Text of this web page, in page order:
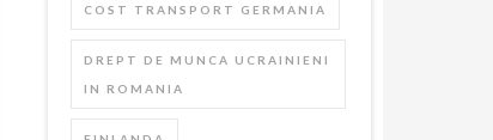
COST TRANSPORT GERMANIA
DREPT DE MUNCA UCRAINIENI
IN ROMANIA